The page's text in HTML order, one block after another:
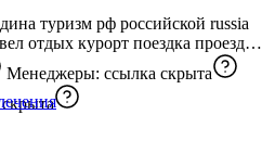
туризм рф российской russia
отдых курорт поездка проезд
Менеджеры: ссылка скрыта